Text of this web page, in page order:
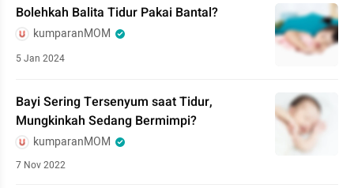
Bolehkah Balita Tidur Pakai Bantal?
kumparanMOM
5 Jan 2024
Bayi Sering Tersenyum saat Tidur,
Mungkinkah Sedang Bermimpi?
kumparanMOM
7 Nov 2022